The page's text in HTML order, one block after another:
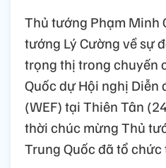
Thủ tướng Phạm Minh
tướng Lý Cường về sự
trọng thị trong chuyến
Quốc dự Hội nghị Diễn
(WEF) tại Thiên Tân
thời chúc mừng Thủ
Trung Quốc đã tổ